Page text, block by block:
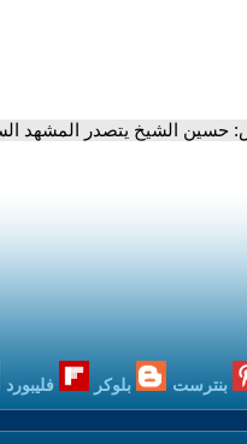
حسين الشيخ يتصدر المشهد
بنترست بلوكر فليبورد